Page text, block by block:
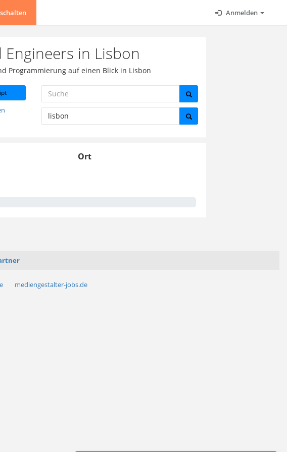
Anmelden
in Lisbon
Programmierung auf einen Blick in Lisbon
Ort
mediengestalter-jobs.de